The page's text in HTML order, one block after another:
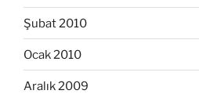
Şubat 2010
Ocak 2010
Aralık 2009